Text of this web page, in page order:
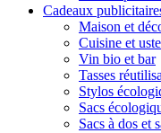
Cadeaux
Maison et
Cuisine et
Vin bio et bar
Tasses
Stylos
Sacs
Sacs à dos et